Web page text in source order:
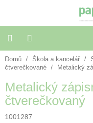
Balení
dárků
Dekorace
a
doplňky
Domů / Škola a kancelář /
čtverečkované
/ Metalický
Metalický
čtverečkovaný
1001287